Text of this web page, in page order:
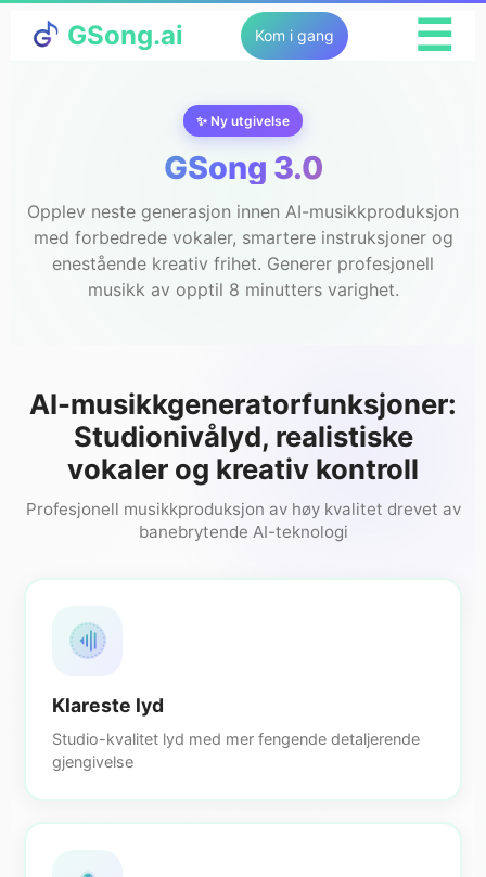
GSong.ai Kom i gang ☰
✨ Ny utgivelse
GSong 3.0
Opplev neste generasjon innen AI-musikkproduksjon
med forbedrede vokaler, smartere instruksjoner og
enestående kreativ frihet. Generer profesjonell
musikk av opptil 8 minutters varighet.
AI-musikkgeneratorfunksjoner:
Studionivålyd, realistiske
vokaler og kreativ kontroll
Profesjonell musikkproduksjon av høy kvalitet drevet av
banebrytende AI-teknologi
Klareste lyd
Studio-kvalitet lyd med mer fengende detaljerende
gjengivelse